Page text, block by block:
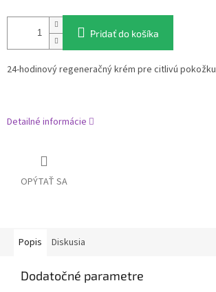
Pridať do košíka
24-hodinový regeneračný krém pre citlivú pokožku
Detailné informácie
OPÝTAŤ SA
Popis Diskusia
Dodatočné parametre